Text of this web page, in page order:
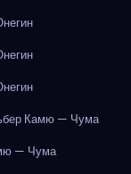
Камю — Чума
— Чума